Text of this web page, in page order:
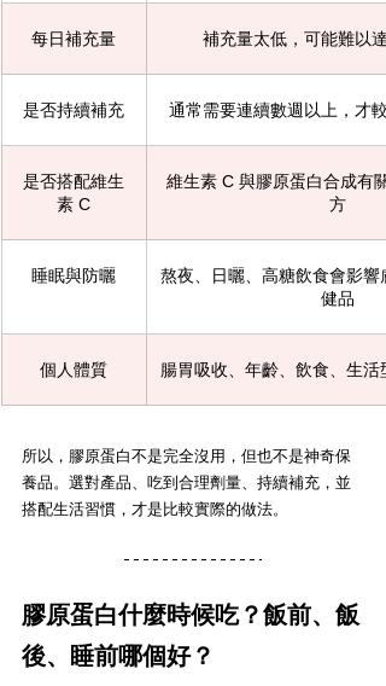
每日補充量 補充量太低，可能難以
是否持續補充 通常需要連續數週以上，才
是否搭配維生
素 C
維生素 C 與膠原蛋白合成有
方
睡眠與防曬
熬夜、日曬、高糖飲食會影響
健品
個人體質 腸胃吸收、年齡、飲食、生活
所以，膠原蛋白不是完全沒用，但也不是神奇保
養品。選對產品、吃到合理劑量、持續補充，並
搭配生活習慣，才是比較實際的做法。
膠原蛋白什麼時候吃？飯前、飯
後、睡前哪個好？